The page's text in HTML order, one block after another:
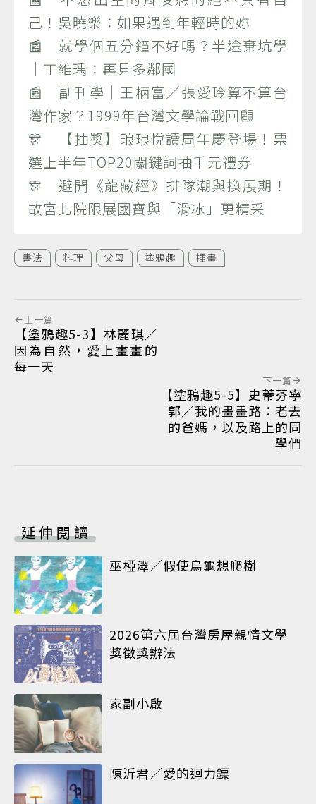
己！吳曉樂：如果遇到年輕時的妳
📰 就學個五分鐘不好嗎？半途棄坑學
｜丁維瑀：再見多鄰國
📰 副刊學｜王柄富／張愛玲算不算台
灣作家？1999年台灣文學論戰回顧
🎊 【抽獎】琅琅悅讀周年慶登場！票
選上半年TOP20關鍵詞抽千元禮券
🎊 避開《龍藏經》排隊潮與換展期！
故宮北院限展國寶與「滑冰」更精采
書法 料理 父母 塗鴉趣 插畫
上一篇
【塗鴉趣5-3】林麗琪／
因為自然，愛上畫畫的
每一天
下一篇
【塗鴉趣5-5】史蒂芬寧
郭／我的畫畫路：老去
的爸媽，以及路上的同
學們
延伸閱讀
巫椏濢／假使烏龜想爬樹
2026第六屆台灣房屋親情文學
獎徵獎辦法
家副小啟
陳沂君／愛的迴力鏢